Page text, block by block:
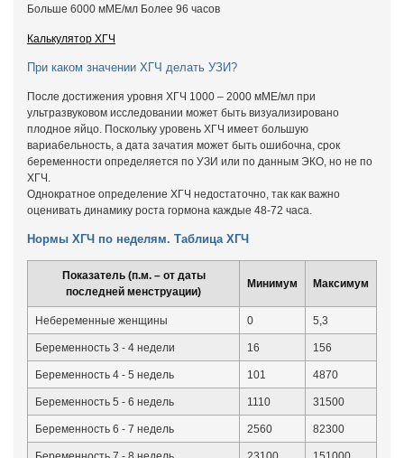
Больше 6000 мМЕ/мл Более 96 часов
Калькулятор ХГЧ
При каком значении ХГЧ делать УЗИ?
После достижения уровня ХГЧ 1000 – 2000 мМЕ/мл при
ультразвуковом исследовании может быть визуализировано
плодное яйцо. Поскольку уровень ХГЧ имеет большую
вариабельность, а дата зачатия может быть ошибочна, срок
беременности определяется по УЗИ или по данным ЭКО, но не по
ХГЧ.
Однократное определение ХГЧ недостаточно, так как важно
оценивать динамику роста гормона каждые 48-72 часа.
Нормы ХГЧ по неделям. Таблица ХГЧ
Показатель (п.м. – от даты
последней менструации)
Минимум Максимум
Небеременные женщины 0 5,3
Беременность 3 - 4 недели 16 156
Беременность 4 - 5 недель 101 4870
Беременность 5 - 6 недель 1110 31500
Беременность 6 - 7 недель 2560 82300